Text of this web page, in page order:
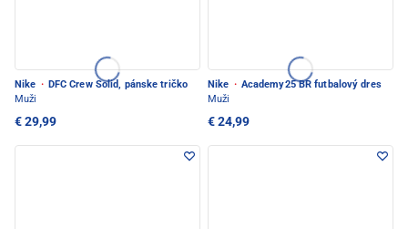
Nike · DFC Crew Solid, pánske tričko
Muži
€ 29,99
Nike · Academy25 BR futbalový dres
Muži
€ 24,99